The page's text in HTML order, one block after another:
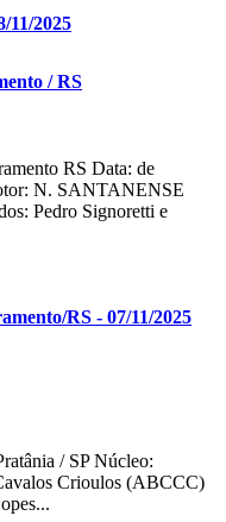
11/2025
/ RS
RS Data: de
N. SANTANENSE
Pedro Signoretti e
RS - 07/11/2025
/ SP Núcleo:
Crioulos (ABCCC)